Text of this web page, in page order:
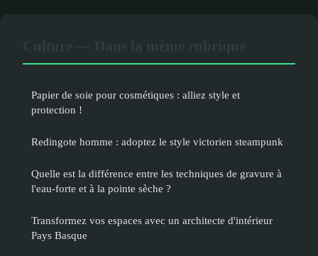
Papier de soie pour cosmétiques : alliez style et
protection !
Redingote homme : adoptez le style victorien steampunk
Quelle est la différence entre les techniques de gravure à
l'eau-forte et à la pointe sèche ?
Transformez vos espaces avec un architecte d'intérieur
Pays Basque